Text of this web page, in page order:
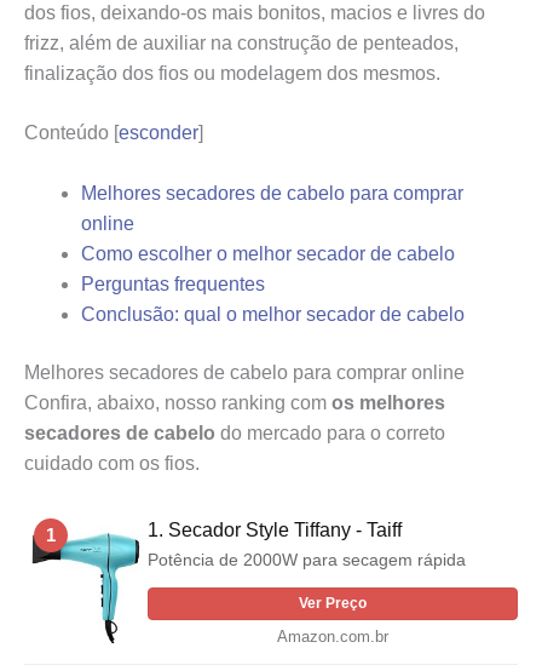
dos fios, deixando-os mais bonitos, macios e livres do
frizz, além de auxiliar na construção de penteados,
finalização dos fios ou modelagem dos mesmos.
Conteúdo [esconder]
Melhores secadores de cabelo para comprar
online
Como escolher o melhor secador de cabelo
Perguntas frequentes
Conclusão: qual o melhor secador de cabelo
Melhores secadores de cabelo para comprar online
Confira, abaixo, nosso ranking com os melhores
secadores de cabelo do mercado para o correto
cuidado com os fios.
1 1. Secador Style Tiffany - Taiff
Potência de 2000W para secagem rápida
Ver Preço
Amazon.com.br